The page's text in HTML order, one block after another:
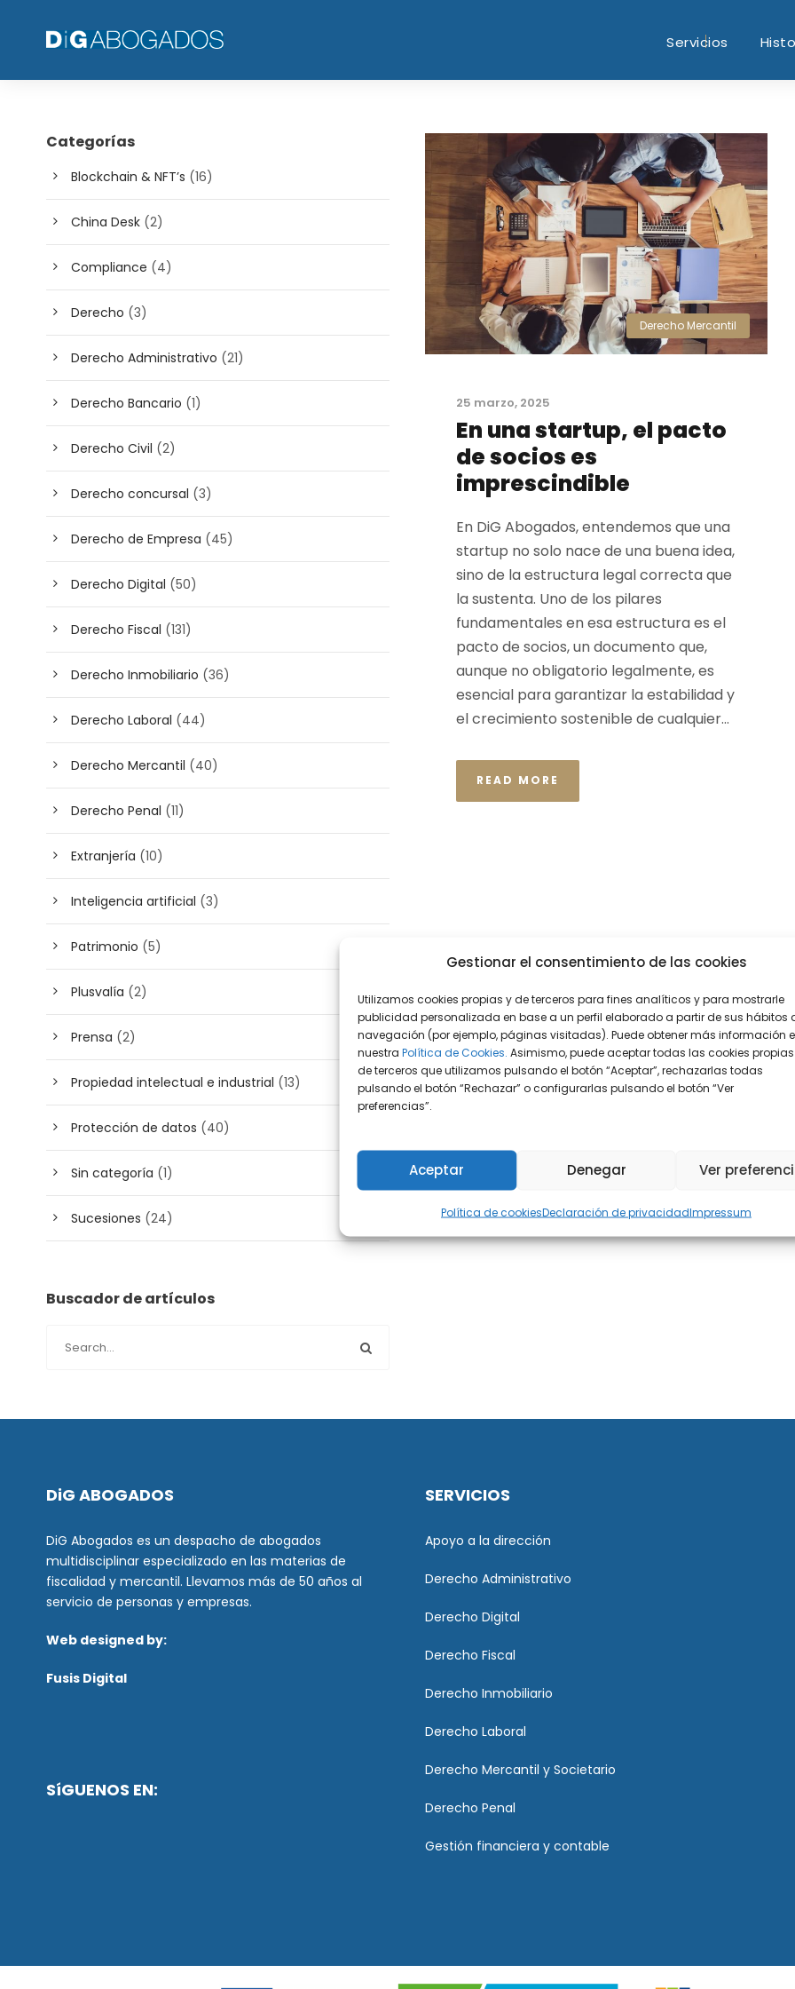
Gestionar el consentimiento de las cookies
Utilizamos cookies propias y de terceros para fines analíticos y para mostrarle
publicidad personalizada en base a un perfil elaborado a partir de sus hábitos
navegación (por ejemplo, páginas visitadas). Puede obtener más información
nuestra Política de Cookies. Asimismo, puede aceptar todas las cookies
de terceros que utilizamos pulsando el botón “Aceptar”, rechazarlas todas
pulsando el botón “Rechazar” o configurarlas pulsando el botón “Ver
preferencias”.
Aceptar Denegar Ver
Política de cookiesDeclaración de privacidadImpressum
Servicios
Derecho Mercantil
25 marzo, 2025
En una startup, el pacto
de socios es
imprescindible
En DiG Abogados, entendemos que una
startup no solo nace de una buena idea,
sino de la estructura legal correcta que
la sustenta. Uno de los pilares
fundamentales en esa estructura es el
pacto de socios, un documento que,
aunque no obligatorio legalmente, es
esencial para garantizar la estabilidad y
el crecimiento sostenible de cualquier...
READ MORE
Categorías
Blockchain & NFT’s (16)
China Desk (2)
Compliance (4)
Derecho (3)
Derecho Administrativo (21)
Derecho Bancario (1)
Derecho Civil (2)
Derecho concursal (3)
Derecho de Empresa (45)
Derecho Digital (50)
Derecho Fiscal (131)
Derecho Inmobiliario (36)
Derecho Laboral (44)
Derecho Mercantil (40)
Derecho Penal (11)
Extranjería (10)
Inteligencia artificial (3)
Patrimonio (5)
Plusvalía (2)
Prensa (2)
Propiedad intelectual e industrial (13)
Protección de datos (40)
Sin categoría (1)
Sucesiones (24)
Buscador de artículos
DiG ABOGADOS
DiG Abogados es un despacho de abogados
multidisciplinar especializado en las materias de
fiscalidad y mercantil. Llevamos más de 50 años al
servicio de personas y empresas.
Web designed by:
Fusis Digital
SíGUENOS EN:
SERVICIOS
Apoyo a la dirección
Derecho Administrativo
Derecho Digital
Derecho Fiscal
Derecho Inmobiliario
Derecho Laboral
Derecho Mercantil y Societario
Derecho Penal
Gestión financiera y contable